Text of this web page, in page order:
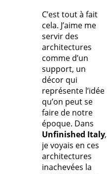
C’est tout à fait
cela. J’aime me
servir des
architectures
comme d’un
support, un
décor qui
représente l’idée
qu’on peut se
faire de notre
époque. Dans
Unfinished Italy,
je voyais en ces
architectures
inachevées la